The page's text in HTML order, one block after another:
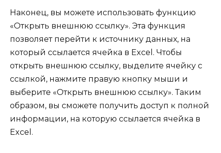
Наконец, вы можете использовать функцию
«Открыть внешнюю ссылку». Эта функция
позволяет перейти к источнику данных, на
который ссылается ячейка в Excel. Чтобы
открыть внешнюю ссылку, выделите ячейку с
ссылкой, нажмите правую кнопку мыши и
выберите «Открыть внешнюю ссылку». Таким
образом, вы сможете получить доступ к полной
информации, на которую ссылается ячейка в
Excel.